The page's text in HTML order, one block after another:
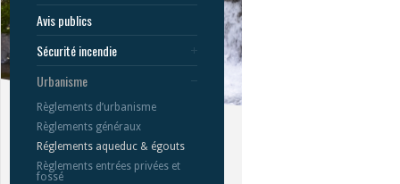
Avis publics
Sécurité incendie
Urbanisme
Règlements d’urbanisme
Règlements généraux
Réglements aqueduc & égouts
Règlements entrées privées et
fossé